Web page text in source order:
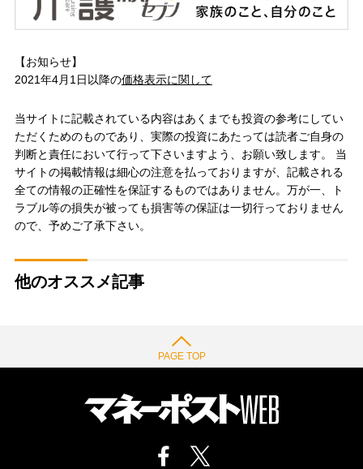
【お知らせ】
2021年4月1日以降の価格表示に関して
当サイトに記載されている内容はあくまでも投資の参考にしてい
ただくためのものであり、実際の投資にあたっては読者ご自身の
判断と責任において行って下さいますよう、お願い致します。 当
サイトの掲載情報は細心の注意を払っておりますが、記載される
全ての情報の正確性を保証するものではありません。万が一、ト
ラブル等の損失が被っても損害等の保証は一切行っておりません
ので、予めご了承下さい。
他のオススメ記事
PAGE TOP